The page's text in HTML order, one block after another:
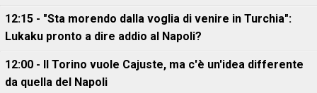
12:15 - "Sta morendo dalla voglia di venire in Turchia":
Lukaku pronto a dire addio al Napoli?
12:00 - Il Torino vuole Cajuste, ma c'è un'idea differente
da quella del Napoli